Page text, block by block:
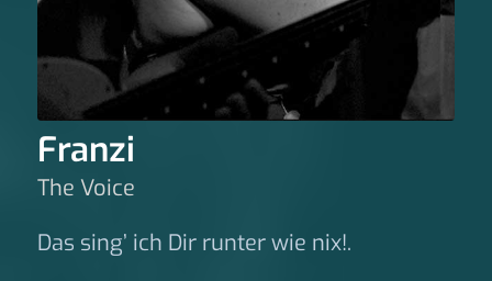
Franzi
The Voice
Das sing’ ich Dir runter wie nix!.